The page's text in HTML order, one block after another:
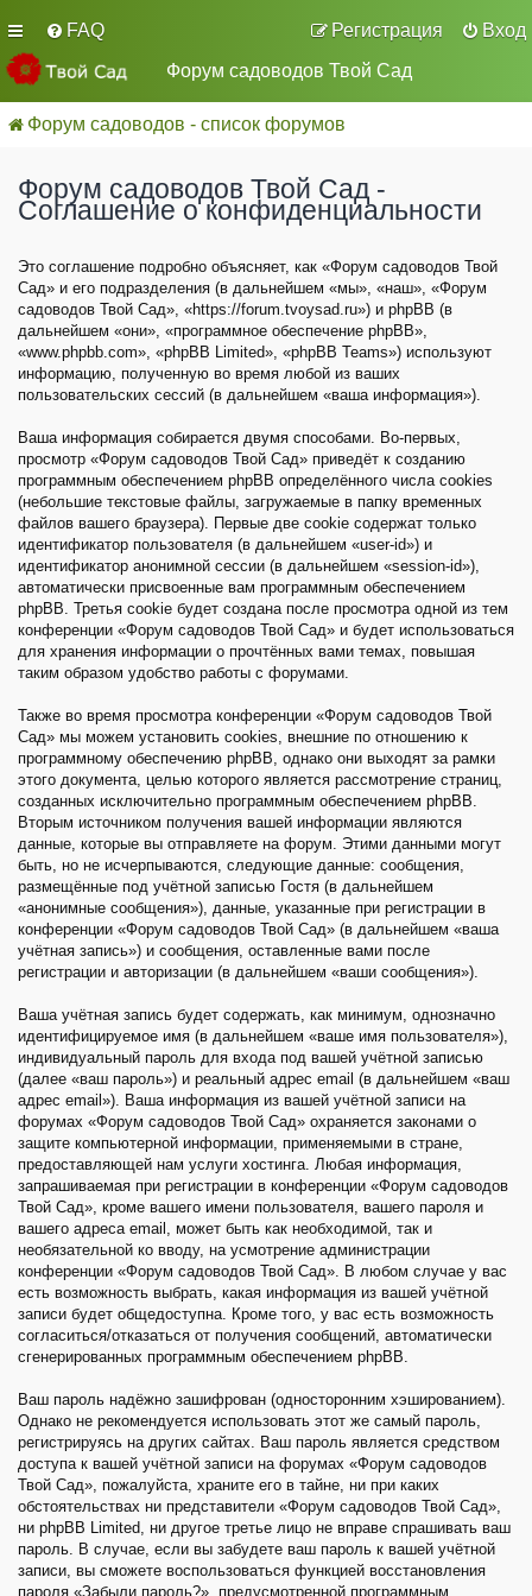
FAQ Вход
Регистрация
Форум садоводов Твой Сад
Форум садоводов - список форумов
Форум садоводов Твой Сад -
Соглашение о конфиденциальности
Это соглашение подробно объясняет, как «Форум садоводов Твой
Сад» и его подразделения (в дальнейшем «мы», «наш», «Форум
садоводов Твой Сад», «https://forum.tvoysad.ru») и phpBB (в
дальнейшем «они», «программное обеспечение phpBB»,
«www.phpbb.com», «phpBB Limited», «phpBB Teams») используют
информацию, полученную во время любой из ваших
пользовательских сессий (в дальнейшем «ваша информация»).
Ваша информация собирается двумя способами. Во-первых,
просмотр «Форум садоводов Твой Сад» приведёт к созданию
программным обеспечением phpBB определённого числа cookies
(небольшие текстовые файлы, загружаемые в папку временных
файлов вашего браузера). Первые две cookie содержат только
идентификатор пользователя (в дальнейшем «user-id») и
идентификатор анонимной сессии (в дальнейшем «session-id»),
автоматически присвоенные вам программным обеспечением
phpBB. Третья cookie будет создана после просмотра одной из тем
конференции «Форум садоводов Твой Сад» и будет использоваться
для хранения информации о прочтённых вами темах, повышая
таким образом удобство работы с форумами.
Также во время просмотра конференции «Форум садоводов Твой
Сад» мы можем установить cookies, внешние по отношению к
программному обеспечению phpBB, однако они выходят за рамки
этого документа, целью которого является рассмотрение страниц,
созданных исключительно программным обеспечением phpBB.
Вторым источником получения вашей информации являются
данные, которые вы отправляете на форум. Этими данными могут
быть, но не исчерпываются, следующие данные: сообщения,
размещённые под учётной записью Гостя (в дальнейшем
«анонимные сообщения»), данные, указанные при регистрации в
конференции «Форум садоводов Твой Сад» (в дальнейшем «ваша
учётная запись») и сообщения, оставленные вами после
регистрации и авторизации (в дальнейшем «ваши сообщения»).
Ваша учётная запись будет содержать, как минимум, однозначно
идентифицируемое имя (в дальнейшем «ваше имя пользователя»),
индивидуальный пароль для входа под вашей учётной записью
(далее «ваш пароль») и реальный адрес email (в дальнейшем «ваш
адрес email»). Ваша информация из вашей учётной записи на
форумах «Форум садоводов Твой Сад» охраняется законами о
защите компьютерной информации, применяемыми в стране,
предоставляющей нам услуги хостинга. Любая информация,
запрашиваемая при регистрации в конференции «Форум садоводов
Твой Сад», кроме вашего имени пользователя, вашего пароля и
вашего адреса email, может быть как необходимой, так и
необязательной ко вводу, на усмотрение администрации
конференции «Форум садоводов Твой Сад». В любом случае у вас
есть возможность выбрать, какая информация из вашей учётной
записи будет общедоступна. Кроме того, у вас есть возможность
согласиться/отказаться от получения сообщений, автоматически
сгенерированных программным обеспечением phpBB.
Ваш пароль надёжно зашифрован (односторонним хэшированием).
Однако не рекомендуется использовать этот же самый пароль,
регистрируясь на других сайтах. Ваш пароль является средством
доступа к вашей учётной записи на форумах «Форум садоводов
Твой Сад», пожалуйста, храните его в тайне, ни при каких
обстоятельствах ни представители «Форум садоводов Твой Сад»,
ни phpBB Limited, ни другое третье лицо не вправе спрашивать ваш
пароль. В случае, если вы забудете ваш пароль к вашей учётной
записи, вы сможете воспользоваться функцией восстановления
пароля «Забыли пароль?», предусмотренной программным